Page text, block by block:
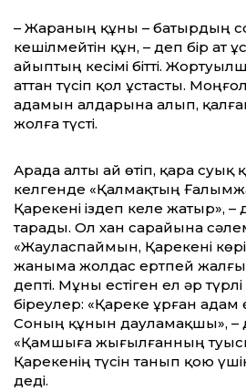
– Жараның құны – батырдың
кешілмейтін құн, – деп бір ат
айыптың кесімі бітті.
аттан түсіп қол ұстасты.
адамын алдарына алып,
жолға түсті.
Арада алты ай өтіп, қара суық
келгенде «Қалмақтың
Қарекені іздеп келе жатыр», –
тарады. Ол хан сарайына
«Жауласпаймын, Қарекені
жаныма жолдас ертпей
депті. Мұны естіген ел әр
біреулер: «Қа­реке ұрған адам
Со­ның құнын дауламақшы», –
«Қамшыға жығылғанның
Қарекенің түсін танып қою
деді.